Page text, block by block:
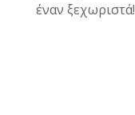
έναν ξεχωριστά!